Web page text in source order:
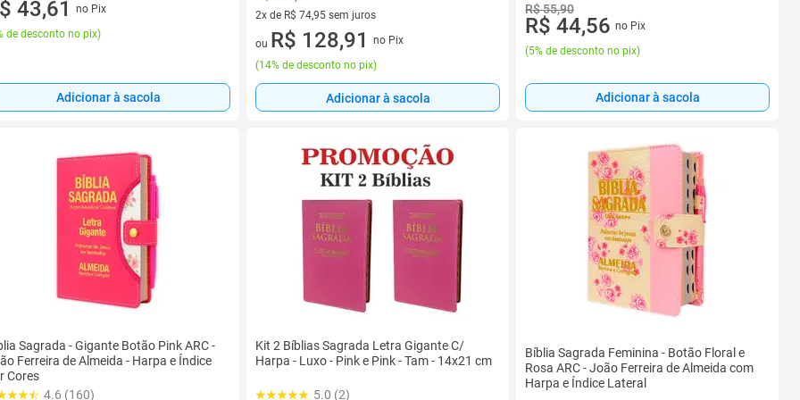
43,61
no Pix
de desconto no pix)
Adicionar à sacola
2x de R$ 74,95 sem juros
2 vez de R$ 74,95 sem juros
ou R$ 128,91
no Pix
(14% de desconto no pix)
Adicionar à sacola
R$ 55,90
R$ 44,56 no Pix
(5% de desconto no pix)
Adicionar à sacola
Sagrada - Gigante Botão Pink ARC -
Ferreira de Almeida - Harpa e Índice
Cores
4.6 (160)
Kit 2 Bíblias Sagrada Letra Gigante C/
Harpa - Luxo - Pink e Pink - Tam - 14x21 cm
5.0 (2)
Bíblia Sagrada Feminina - Botão Floral e
Rosa ARC - João Ferreira de Almeida com
Harpa e Índice Lateral